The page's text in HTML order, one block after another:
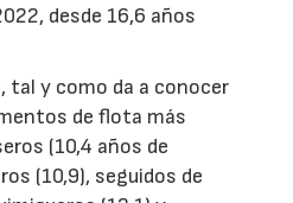
desde 16,6 años
tal y como da a conocer
de flota más
(10,4 años de
(10,9), seguidos de